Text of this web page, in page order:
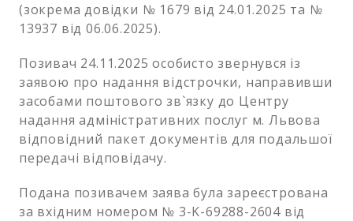
(зокрема довідки № 1679 від 24.01.2025 та №
13937 від 06.06.2025).
Позивач 24.11.2025 особисто звернувся із
заявою про надання відстрочки, направивши
засобами поштового зв`язку до Центру
надання адміністративних послуг м. Львова
відповідний пакет документів для подальшої
передачі відповідачу.
Подана позивачем заява була зареєстрована
за вхідним номером № 3-K-69288-2604 від